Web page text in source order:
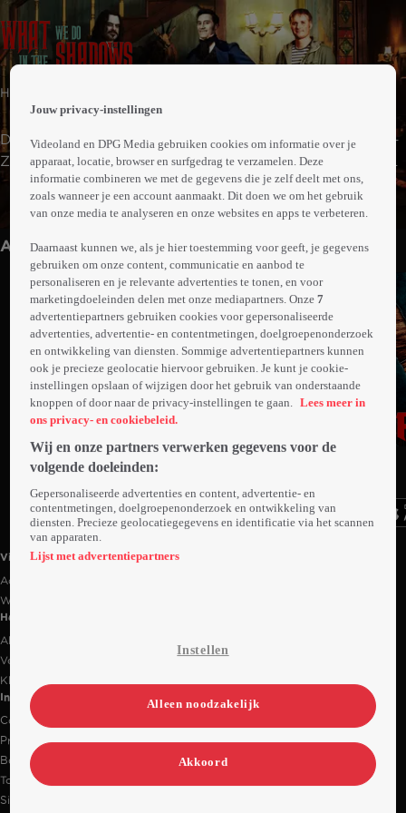
Horror | Komedie
Drie oude vampieren wonen in een buitenwijk in Nieuw-
Zeeland en proberen zich aan te passen aan de moderne
maatschappij. Ze nemen een nieuwe, jonge vampier in
huis die hen alles leert over dingen als mode,
Meer
info
Anderen kijken ook
Ga
naar
Ga
Ga
Videoland useful links.
Videoland
Actiecode
Werken bij RTL
Handige links
Alle films & series
Veelgestelde vragen
Klantenservice
Informatie
Contact
Privacy-instellingen
Bedrijfsgegevens
Toegankelijkheidsverklaring
Sitemap
Jouw privacy-instellingen
Videoland en DPG Media gebruiken cookies om informatie over je
apparaat, locatie, browser en surfgedrag te verzamelen. Deze
informatie combineren we met de gegevens die je zelf deelt met ons,
zoals wanneer je een account aanmaakt. Dit doen we om het gebruik
van onze media te analyseren en onze websites en apps te verbeteren.
Daarnaast kunnen we, als je hier toestemming voor geeft, je gegevens
gebruiken om onze content, communicatie en aanbod te
personaliseren en je relevante advertenties te tonen, en voor
marketingdoeleinden delen met onze mediapartners. Onze7
advertentiepartners gebruiken cookies voor gepersonaliseerde
advertenties, advertentie- en contentmetingen, doelgroepenonderzoek
en ontwikkeling van diensten. Sommige advertentiepartners kunnen
ook je precieze geolocatie hiervoor gebruiken. Je kunt je cookie-
instellingen opslaan of wijzigen door het gebruik van onderstaande
knoppen of door naar de privacy-instellingen te gaan. Lees meer in
ons privacy- en cookiebeleid.
Wij en onze partners verwerken gegevens voor de
volgende doeleinden:
Gepersonaliseerde advertenties en content, advertentie- en
contentmetingen, doelgroepenonderzoek en ontwikkeling van
diensten. Precieze geolocatiegegevens en identificatie via het scannen
van apparaten.
Lijst met advertentiepartners
Instellen
Alleen noodzakelijk
Akkoord